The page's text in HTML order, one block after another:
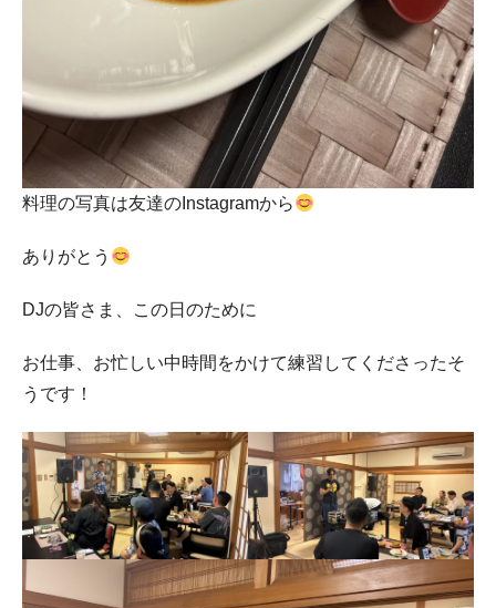
料理の写真は友達のInstagramから
ありがとう
DJの皆さま、この日のために
お仕事、お忙しい中時間をかけて練習してくださったそ
うです！